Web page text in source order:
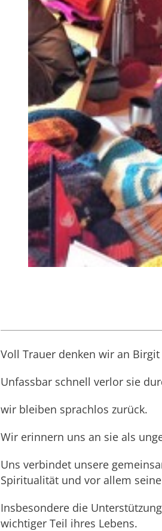
Voll Trauer denken wir an
Unfassbar schnell verlor sie
wir bleiben sprachlos zurück.
Wir erinnern uns an sie als
Uns verbindet unsere
Spiritualität und vor allem
Insbesondere die
wichtiger Teil ihres Lebens.